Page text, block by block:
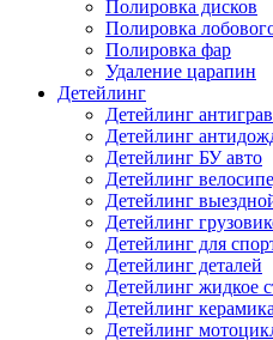
Полировка дисков
Полировка
Полировка фар
Удаление царапин
Детейлинг
Детейлинг
Детейлинг
Детейлинг БУ авто
Детейлинг
Детейлинг
Детейлинг
Детейлинг для
Детейлинг деталей
Детейлинг жидкое
Детейлинг керамика
Детейлинг